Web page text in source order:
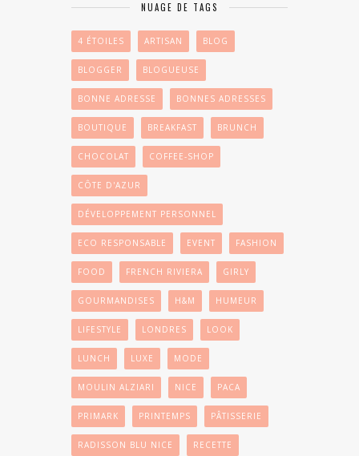
NUAGE DE TAGS
4 ÉTOILES ARTISAN BLOG
BLOGGER BLOGUEUSE
BONNE ADRESSE BONNES ADRESSES
BOUTIQUE BREAKFAST BRUNCH
CHOCOLAT COFFEE-SHOP
CÔTE D'AZUR
DÉVELOPPEMENT PERSONNEL
ECO RESPONSABLE EVENT FASHION
FOOD FRENCH RIVIERA GIRLY
GOURMANDISES H&M HUMEUR
LIFESTYLE LONDRES LOOK
LUNCH LUXE MODE
MOULIN ALZIARI NICE PACA
PRIMARK PRINTEMPS PÂTISSERIE
RADISSON BLU NICE RECETTE